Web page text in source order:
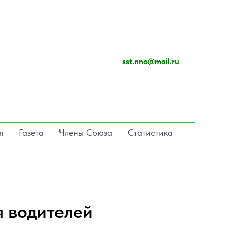
sst.nno@mail.ru
Газета Члены Союза
Статистика